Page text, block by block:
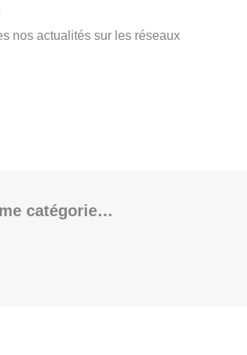
nos actualités sur les réseaux
catégorie…